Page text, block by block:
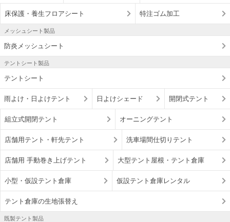
床保護・養生フロアシート 特注ゴム加工
メッシュシート製品
防炎メッシュシート
テントシート製品
テントシート
雨よけ・日よけテント 日よけシェード 開閉式テント
組立式開閉テント オーニングテント
店舗用テント・軒先テント 洗車場間仕切りテント
店舗用 手動巻き上げテント 大型テント屋根・テント倉庫
小型・仮設テント倉庫 仮設テント倉庫レンタル
テント倉庫の生地張替え
既製テント製品